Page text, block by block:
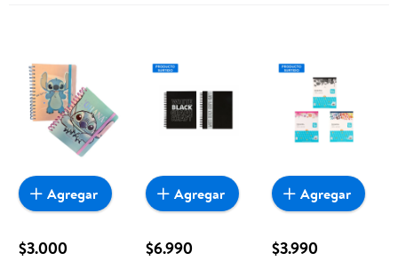
$3.000
Agregar
$6.990
Agregar
$3.990
Agregar